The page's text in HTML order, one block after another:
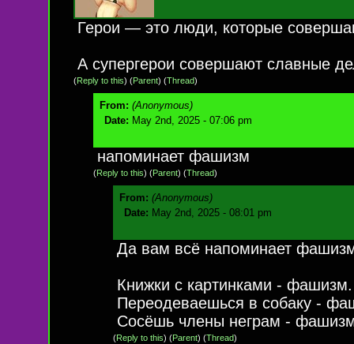
Герои — это люди, которые
А супергерои совершают славные
(Reply to this) (Parent) (Thread)
From: (Anonymous)
Date: May 2nd, 2025 - 07:06 pm
напоминает фашизм
(Reply to this) (Parent) (Thread)
From: (Anonymous)
Date: May 2nd, 2025 - 08:01 pm
Да вам всё напоминает
Книжки с картинками - фашизм.
Переодеваешься в собаку -
Сосёшь члены неграм -
(Reply to this) (Parent) (Thread)